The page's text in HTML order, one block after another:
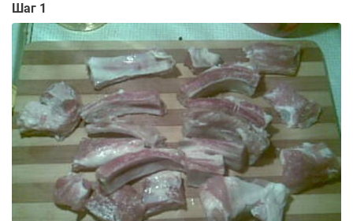
Шаг 1